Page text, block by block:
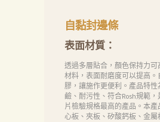
自黏封邊條
表面材質：
透過多層貼合，顏色保持力可
材料，表面耐磨度可以提高。
膠，讓施作更便利。產品特性
鹼、耐污性、符合Rosh規範
片檢驗規格最高的產品。本產
心板、夾板、矽酸鈣板、金屬